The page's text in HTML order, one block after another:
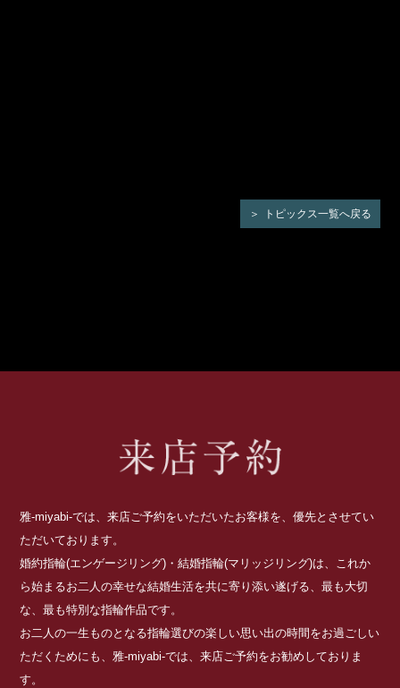
トピックス一覧へ戻る
雅-miyabi-では、来店ご予約をいただいたお客様を、優先とさせてい
ただいております。
婚約指輪(エンゲージリング)・結婚指輪(マリッジリング)は、これか
ら始まるお二人の幸せな結婚生活を共に寄り添い遂げる、最も大切
な、最も特別な指輪作品です。
お二人の一生ものとなる指輪選びの楽しい思い出の時間をお過ごしい
ただくためにも、雅-miyabi-では、来店ご予約をお勧めしておりま
す。